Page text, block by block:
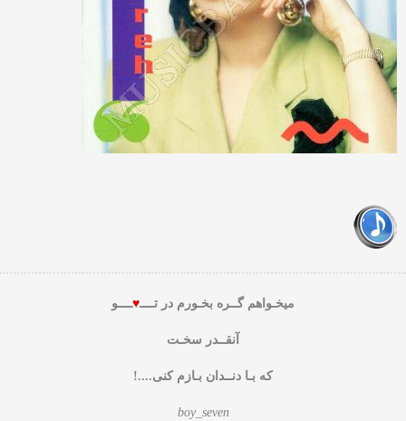
میخـواهم گــره بخـورم در تــــ♥ــــو
آنقــدر سخـت
که بـا دنــدان بـازم کنی....!
boy_seven